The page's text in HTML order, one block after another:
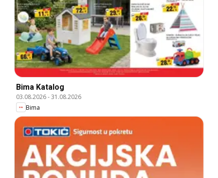
Bima Katalog
03.08.2026-31.08.2026
Bima